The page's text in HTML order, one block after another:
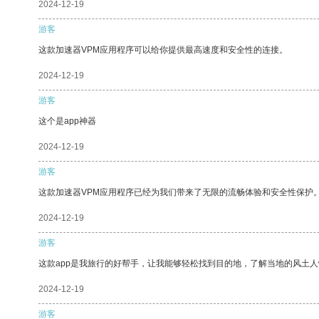
2024-12-19
游客
这款加速器VPM应用程序可以给你提供最高速度和安全性的连接。
2024-12-19
游客
这个是app神器
2024-12-19
游客
这款加速器VPM应用程序已经为我们带来了无限的流畅体验和安全性保护
2024-12-19
游客
这款app是我旅行的好帮手，让我能够轻松找到目的地，了解当地的风土
2024-12-19
游客